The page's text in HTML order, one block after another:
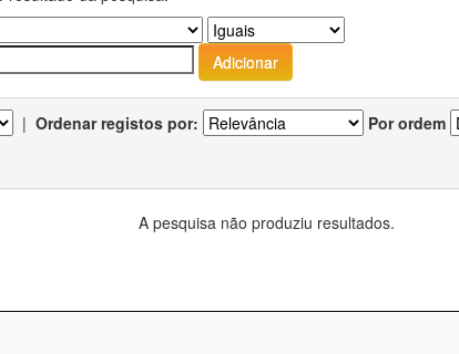
| Ordenar registos por: Por ordem
A pesquisa não produziu resultados.